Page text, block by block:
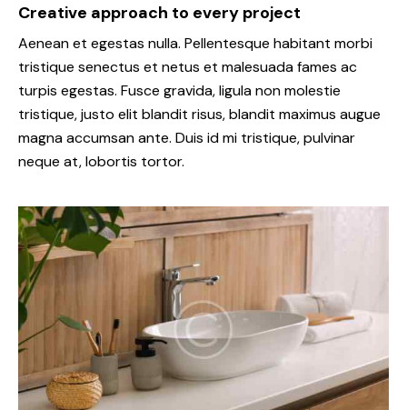
Creative approach to every project
Aenean et egestas nulla. Pellentesque habitant morbi
tristique senectus et netus et malesuada fames ac
turpis egestas. Fusce gravida, ligula non molestie
tristique, justo elit blandit risus, blandit maximus augue
magna accumsan ante. Duis id mi tristique, pulvinar
neque at, lobortis tortor.